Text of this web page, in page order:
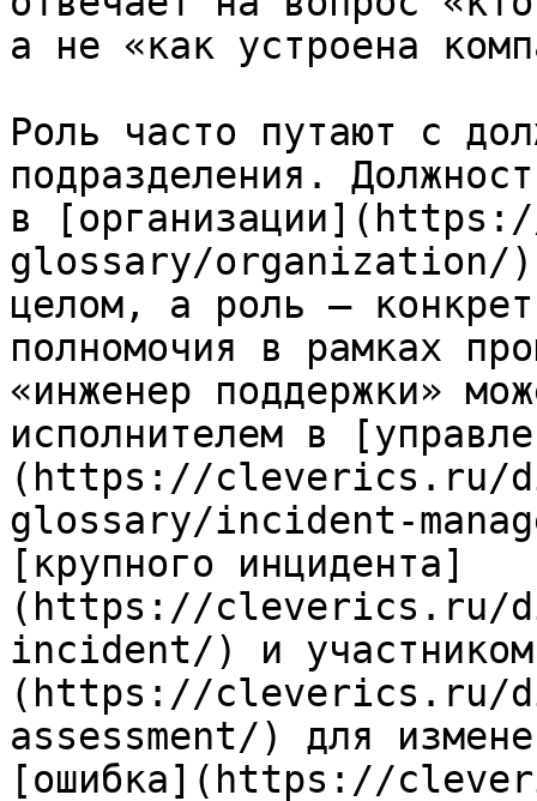
а не «как устроена
Роль часто путают с
подразделения.
в
glossary/organization/)
целом, а роль —
полномочия в рамках
«инженер поддержки»
исполнителем в
(https://cleverics.ru/
glossary/incident-
[крупного инцидента]
(https://cleverics.ru/
incident/) и
(https://cleverics.ru/
assessment/) для
[ошибка](https://